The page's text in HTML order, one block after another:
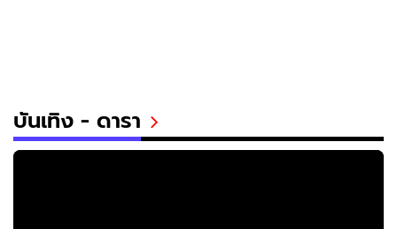
บันเทิง - ดารา